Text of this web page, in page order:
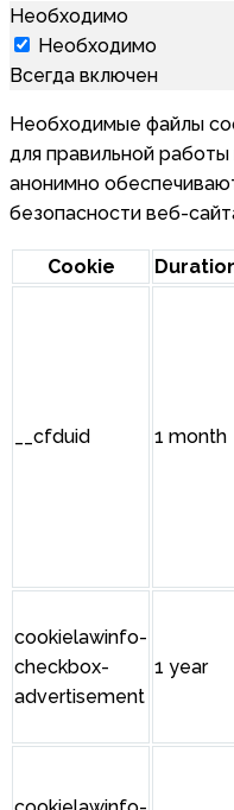
Необходимо
Необходимо
Всегда включен
Необходимые файлы
для правильной
анонимно
безопасности веб-
Cookie
__cfduid 1 month
cookielawinfo-
checkbox-
advertisement
1 year